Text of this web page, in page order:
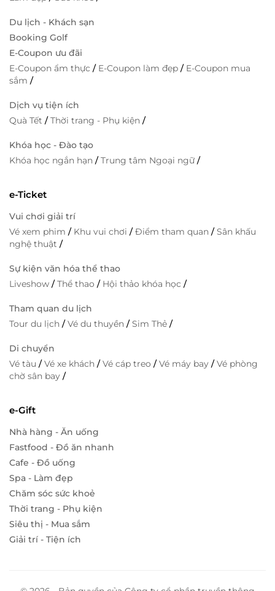
Du lịch - Khách sạn
Booking Golf
E-Coupon ưu đãi
E-Coupon ẩm thực / E-Coupon làm đẹp / E-Coupon mua
sắm /
Dịch vụ tiện ích
Quà Tết /Thời trang - Phụ kiện /
Khóa học - Đào tạo
Khóa học ngắn hạn /Trung tâm Ngoại ngữ/
e-Ticket
Vui chơi giải trí
Vé xem phim / Khu vui chơi /Điểm tham quan /Sân khấu
nghệ thuật /
Sự kiện văn hóa thể thao
Liveshow /Thể thao / Hội thảo khóa học /
Tham quan du lịch
Tour du lịch /Vé du thuyền /Sim Thẻ /
Di chuyển
Vé tàu /Vé xe khách /Vé cáp treo /Vé máy bay /Vé phòng
chờ sân bay /
e-Gift
Nhà hàng - Ăn uống
Fastfood - Đồ ăn nhanh
Cafe - Đồ uống
Spa - Làm đẹp
Chăm sóc sức khoẻ
Thời trang - Phụ kiện
Siêu thị - Mua sắm
Giải trí - Tiện ích